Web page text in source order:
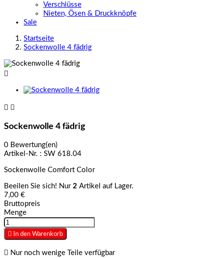
Verschlüsse
Nieten, Ösen & Druckknöpfe
Sale
Startseite
Sockenwolle 4 fädrig

 
Sockenwolle 4 fädrig
0 Bewertung(en)
Artikel-Nr. : SW 618.04
Sockenwolle Comfort Color
Beeilen Sie sich! Nur 2 Artikel auf Lager.
7,00 €
Bruttopreis
Menge
 In den Warenkorb
 Nur noch wenige Teile verfügbar